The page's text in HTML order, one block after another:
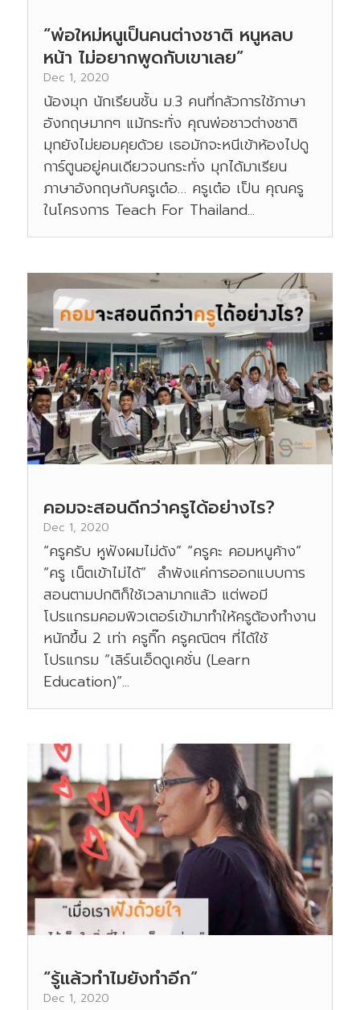
“พ่อใหม่หนูเป็นคนต่างชาติ หนูหลบ
หน้า ไม่อยากพูดกับเขาเลย”
Dec 1, 2020
น้องมุก นักเรียนชั้น ม.3 คนที่กลัวการใช้ภาษา
อังกฤษมากๆ แม้กระทั่ง คุณพ่อชาวต่างชาติ
มุกยังไม่ยอมคุยด้วย เธอมักจะหนีเข้าห้องไปดู
การ์ตูนอยู่คนเดียวจนกระทั่ง มุกได้มาเรียน
ภาษาอังกฤษกับครูเต๋อ… ครูเต๋อ เป็น คุณครู
ในโครงการ Teach For Thailand...
คอมจะสอนดีกว่าครูได้อย่างไร?
Dec 1, 2020
“ครูครับ หูฟังผมไม่ดัง” “ครูคะ คอมหนูค้าง”
“ครู เน็ตเข้าไม่ได้” ลำพังแค่การออกแบบการ
สอนตามปกติก็ใช้เวลามากแล้ว แต่พอมี
โปรแกรมคอมพิวเตอร์เข้ามาทำให้ครูต้องทำงาน
หนักขึ้น 2 เท่า ครูกิ๊ก ครูคณิตฯ ที่ได้ใช้
โปรแกรม “เลิร์นเอ็ดดูเคชั่น (Learn
Education)”...
“รู้แล้วทำไมยังทำอีก”
Dec 1, 2020